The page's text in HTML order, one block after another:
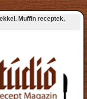
Muffin receptek,